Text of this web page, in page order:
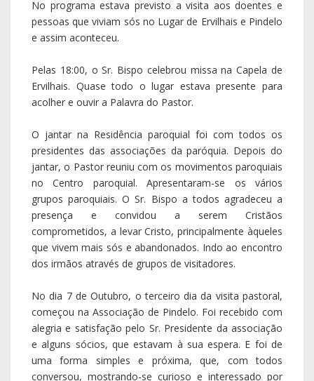
comprometidos, a levar Cristo, principalmente àqueles
que vivem mais sós e abandonados. Indo ao encontro
No dia 7 de Outubro, o terceiro dia da visita pastoral,
começou na Associação de Pindelo. Foi recebido com
e alguns sócios, que estavam à sua espera. E foi de
uma forma simples e próxima, que, com todos
conversou, mostrando-se curioso e interessado por
saber a história da associação e quais as atividades
que costumam organizar. Houve tempo para tirar
algumas fotos. Recebeu por parte do presidente da
associação, Mário Leitão, uma pequena lembrança,
que amavelmente agradeceu.
que fica no outro extremo da paróquia, onde visitou
alguns doentes e acamados, onde pode constatar
uma realidade difícil de quem vive num lugar afastado
do centro da freguesia e habitado maioritariamente
por idosos. Ainda nessa manhã celebrou a Eucaristia
na Capela de S. Joaquim e Santa Ana, no mesmo lugar.